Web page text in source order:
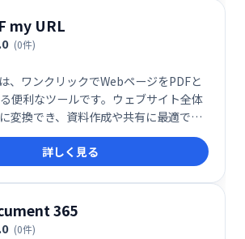
my URL
(0件)
、ワンクリックでWebページをPDFと
便利なツールです。ウェブサイト全体
変換でき、資料作成や共有に最適で
とって利便性の高い機能を提供し、情報
にします。詳しく見る
365
(0件)